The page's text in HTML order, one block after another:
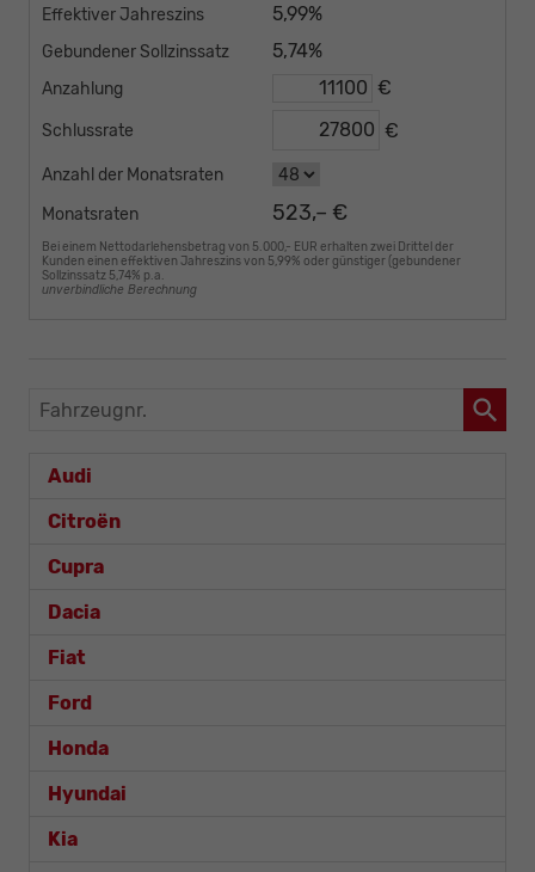
Effektiver Jahreszins 5,99%
Gebundener Sollzinssatz 5,74%
Anzahlung €
Schlussrate €
Anzahl der Monatsraten
Monatsraten
523,– €
Bei einem Nettodarlehensbetrag von 5.000,- EUR erhalten zwei Drittel der
Kunden einen effektiven Jahreszins von 5,99% oder günstiger (gebundener
Sollzinssatz 5,74% p.a.
unverbindliche Berechnung
Fahrzeugnr.
Audi
Citroën
Cupra
Dacia
Fiat
Ford
Honda
Hyundai
Kia